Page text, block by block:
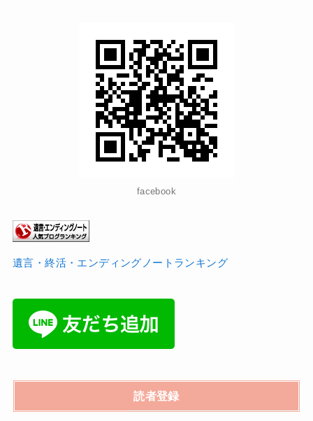
facebook
遺言・終活・エンディングノートランキング
読者登録